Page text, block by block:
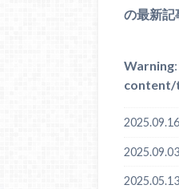
の最新記
Warning
content/
2025.09.16
2025.09.03
2025.05.13